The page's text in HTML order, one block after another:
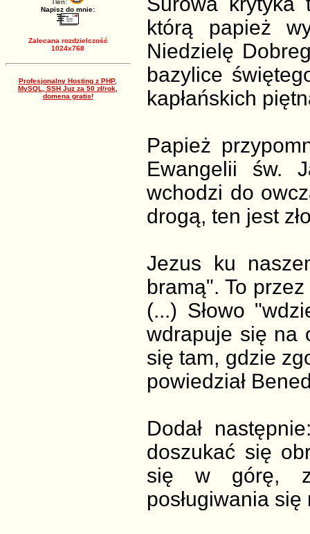
Tlen:
Napisz do mnie:
Zalecana rozdzielczość
1024x768
Profesjonalny Hosting z PHP,
MySQL, SSH Juz za 50 zł/rok,
domena gratis!
którą papież
Niedzielę
bazylice
kapłańskich
Papież
Ewangelii św.
wchodzi do
drogą, ten jest
Jezus ku
bramą". To
(...) Słowo
wdrapuje się na
się tam, gdzie
powiedział
Dodał
doszukać się
się w górę,
posługiwania się